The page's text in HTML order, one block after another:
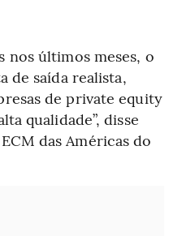
nos últimos meses, o
de saída realista,
de private equity
qualidade”, disse
das Américas do